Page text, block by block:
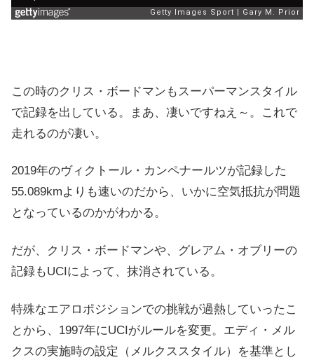
この時のクリス・ボードマンもスーパーマンスタイル
で記録を出している。まあ、凄いですねえ～。これで
走れるのが凄い。
2019年のヴィクトール・カンペナールツが記録した
55.089kmよりも速いのだから、いかに空気抵抗が問題
となっているのかがわかる。
だが、クリス・ボードマンや、グレアム・オブリーの
記録もUCIによって、抹消されている。
特殊なエアロポジションでの挑戦が過熱していったこ
とから、1997年にUCIがルールを変更。エディ・メル
クスの実施時の設定（メルクススタイル）を基準とし